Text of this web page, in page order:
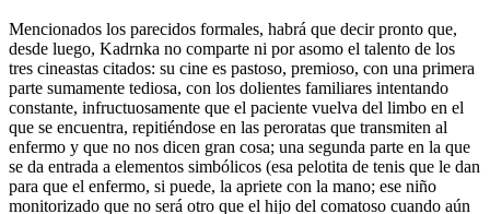
Mencionados los parecidos formales, habrá que decir pronto que,
desde luego, Kadrnka no comparte ni por asomo el talento de los
tres cineastas citados: su cine es pastoso, premioso, con una primera
parte sumamente tediosa, con los dolientes familiares intentando
constante, infructuosamente que el paciente vuelva del limbo en el
que se encuentra, repitiéndose en las peroratas que transmiten al
enfermo y que no nos dicen gran cosa; una segunda parte en la que
se da entrada a elementos simbólicos (esa pelotita de tenis que le dan
para que el enfermo, si puede, la apriete con la mano; ese niño
monitorizado que no será otro que el hijo del comatoso cuando aún